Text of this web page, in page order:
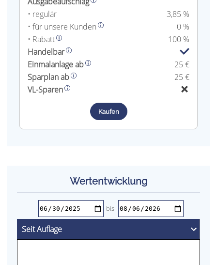
• regulär
3,85 %
• für unsere Kunden
0 %
• Rabatt
100 %
Handelbar
Einmalanlage ab
25 €
Sparplan ab
25 €
VL-Sparen
Kaufen
Wert­entwicklung
bis